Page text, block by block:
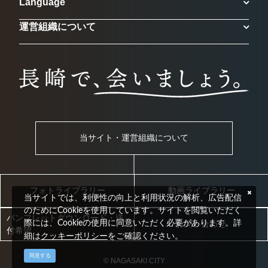
運営組織について
当サイト・運営組織について
フォトライブラリー 動画ライブラリー
パンフレットダウンロード・送
付希望
お問い合わせ
© NAGASAKI CITY
当サイトでは、利便性の向上と利用状況の解析、広告配信
のためにCookieを使用しています。サイトを閲覧いただく
際には、Cookieの使用に同意いただく必要があります。詳
細はクッキーポリシーをご確認ください。
同意する